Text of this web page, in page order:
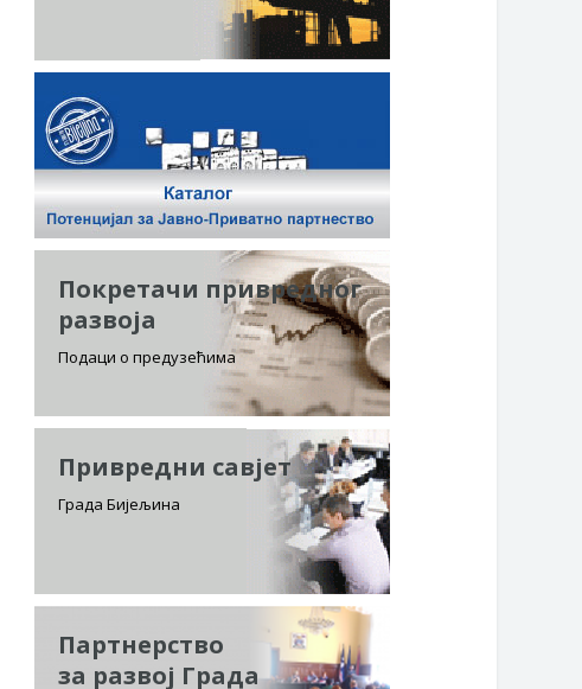
Покретачи привредног
развоја
Подаци о предузећима
Привредни савјет
Града Бијељина
Партнерство
за развој Града